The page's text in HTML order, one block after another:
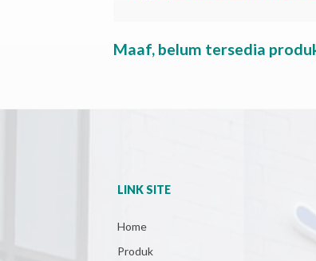
Maaf, belum tersedia
LINK SITE
Home
Produk